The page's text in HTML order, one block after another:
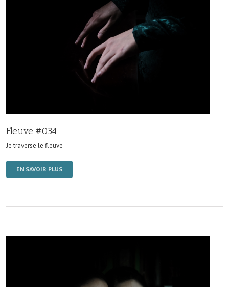
Fleuve #034
Je traverse le fleuve
EN SAVOIR PLUS